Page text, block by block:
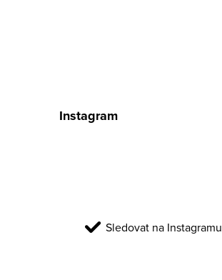
Instagram
Sledovat na Instagramu